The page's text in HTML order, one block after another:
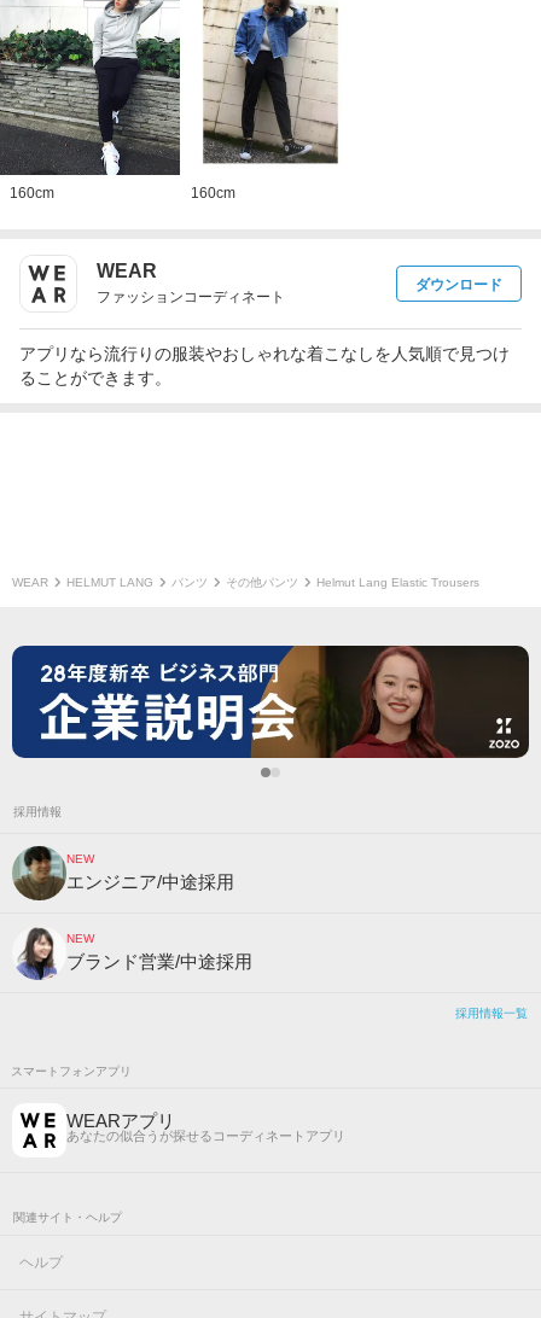
160cm 160cm
WEAR
ファッションコーディネート
ダウンロード
アプリなら流行りの服装やおしゃれな着こなしを人気順で見つけ
ることができます。
WEAR HELMUT LANG パンツ その他パンツ Helmut Lang Elastic Trousers
採用情報
NEW
エンジニア/中途採用
NEW
ブランド営業/中途採用
採用情報一覧
スマートフォンアプリ
WEARアプリ
あなたの似合うが探せるコーディネートアプリ
関連サイト・ヘルプ
ヘルプ